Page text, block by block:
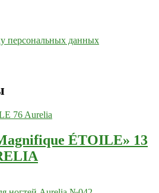
персональных данных
ÉTOILE» 13